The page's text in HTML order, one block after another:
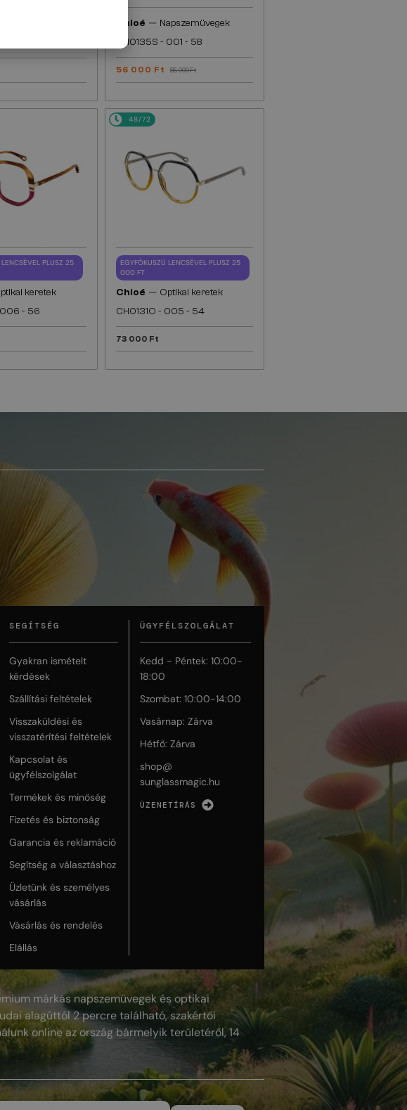
Chloé — Napszemüvegek
CH0135S - 001 - 58
56 000 Ft 85 000 Ft
PLUSZ 25
keretek
006 - 56
48/72
EGYFÓKUSZÚ LENCSÉVEL PLUSZ 25
000 FT
Chloé — Optikai keretek
CH0131O - 005 - 54
73 000 Ft
SEGÍTSÉG
Gyakran ismételt
kérdések
Szállítási feltételek
Visszaküldési és
visszatérítési feltételek
Kapcsolat és
ügyfélszolgálat
Termékek és minőség
Fizetés és biztonság
Garancia és reklamáció
Segítség a választáshoz
Üzletünk és személyes
vásárlás
Vásárlás és rendelés
Elállás
ÜGYFÉLSZOLGÁLAT
Kedd - Péntek: 10:00-
18:00
Szombat: 10:00-14:00
Vasárnap: Zárva
Hétfő: Zárva
shop@
sunglassmagic.hu
ÜZENETÍRÁS
márkás napszemüvegek és optikai
alagúttól 2 percre található, szakértői
online az ország bármelyik területéről, 14